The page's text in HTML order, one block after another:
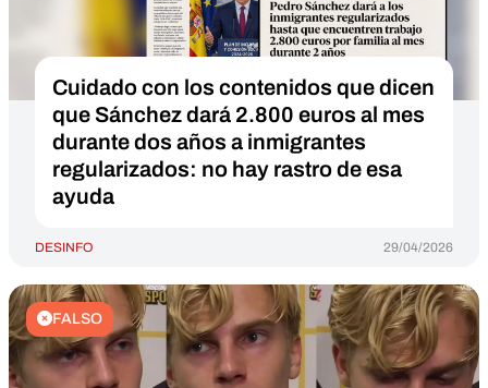
Cuidado con los contenidos que dicen
que Sánchez dará 2.800 euros al mes
durante dos años a inmigrantes
regularizados: no hay rastro de esa
ayuda
DESINFO 29/04/2026
FALSO